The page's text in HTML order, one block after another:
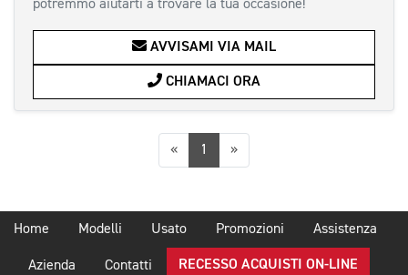
potremmo aiutarti a trovare la tua occasione!
AVVISAMI VIA MAIL
CHIAMACI ORA
«Precedente
1 »Successiva
Home Modelli Usato Promozioni Assistenza
Azienda Contatti RECESSO ACQUISTI ON-LINE